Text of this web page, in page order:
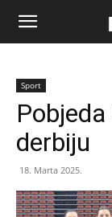
Naša
riječ
Sport
derbiju
18. Marta 2025.